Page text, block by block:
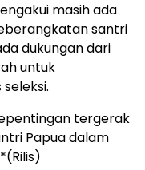
masih ada
santri
dukungan dari
untuk
tergerak
Papua dalam